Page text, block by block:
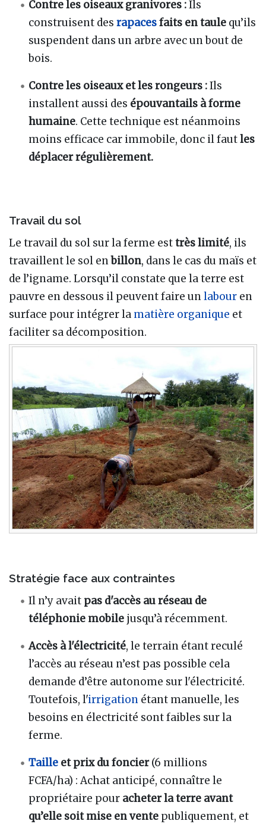
Contre les oiseaux granivores :Ils
construisent desrapacesfaits en taule qu’ils
suspendent dans un arbre avec un bout de
bois.
Contre les oiseaux et les rongeurs :Ils
installent aussi des épouvantails à forme
humaine. Cette technique est néanmoins
moins efficace car immobile, donc il fautles
déplacer régulièrement.
Travail du sol
Le travail du sol sur la ferme esttrès limité, ils
travaillent le sol enbillon, dans le cas du maïs et
de l’igname. Lorsqu’il constate que la terre est
pauvre en dessous il peuvent faire unlabour en
surface pour intégrer la matière organique et
faciliter sa décomposition.
Stratégie face aux contraintes
Il n’y avait pas d'accès au réseau de
téléphonie mobile jusqu’à récemment.
Accès à l'électricité, le terrain étant reculé
l’accès au réseau n’est pas possible cela
demande d’être autonome sur l'électricité.
Toutefois, l'irrigation étant manuelle, les
besoins en électricité sont faibles sur la
ferme.
Taille et prix du foncier(6 millions
FCFA/ha) : Achat anticipé, connaître le
propriétaire pour acheter la terre avant
qu’elle soit mise en vente publiquement, et